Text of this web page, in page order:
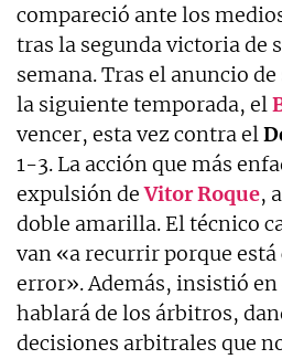
compareció ante los
tras la segunda victoria de
semana. Tras el anuncio
la siguiente temporada, el
vencer, esta vez contra el
1-3. La acción que más
expulsión deVitor Roque,
doble amarilla. El técnico
van «a recurrir porque está
error». Además, insistió en
hablará de los árbitros,
decisiones arbitrales que